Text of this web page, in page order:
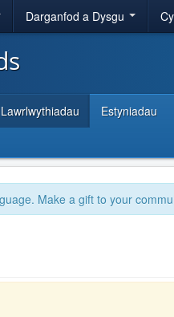
Darganfod a Dysgu
Lawrlwythiadau Estyniadau
Make a gift to your